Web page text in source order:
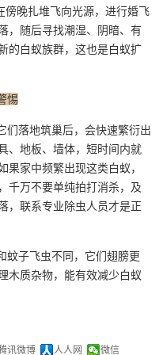
傍晚扎堆飞向光源，进行婚飞
，随后寻找潮湿、阴暗、有
的白蚁族群，这也是白蚁扩
惕
落地筑巢后，会快速繁衍出
、地板、墙体，短时间内就
果家中频繁出现这类白蚁，
千万不要单纯拍打消杀，及
，联系专业除虫人员才是正
蚊子飞虫不同，它们翅膀更
木质杂物，能有效减少白蚁
讯微博 人人网 微信